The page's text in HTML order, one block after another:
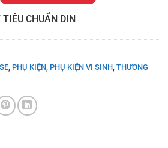
CHUẨN DIN
PHỤ KIỆN PHỤ KIỆN VI SINH THƯƠNG